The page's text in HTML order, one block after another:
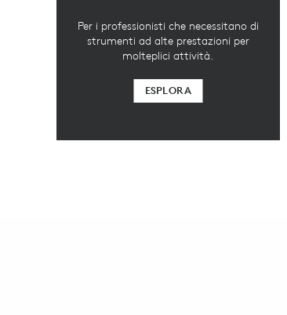
Per i professionisti che necessitano di
strumenti ad alte prestazioni per
molteplici attività.
ESPLORA